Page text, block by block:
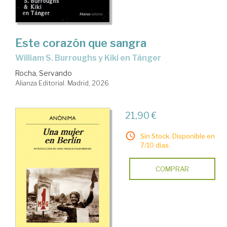
Este corazón que sangra
William S. Burroughs y Kiki en Tánger
Rocha, Servando
Alianza Editorial. Madrid, 2026
21,90 €
Sin Stock. Disponible en
7/10 días.
COMPRAR